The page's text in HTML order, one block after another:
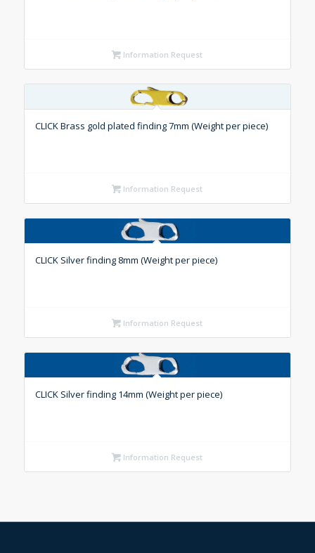
Information Request
CLICK Brass gold plated finding 7mm (Weight per piece)
Information Request
CLICK Silver finding 8mm (Weight per piece)
Information Request
CLICK Silver finding 14mm (Weight per piece)
Information Request